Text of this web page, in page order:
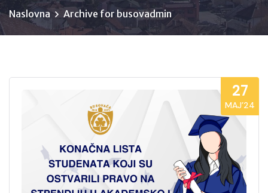
Naslovna Archive for busovadmin
27
MAJ’24